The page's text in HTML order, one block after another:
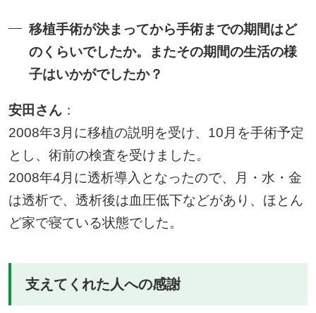
移植手術が決まってから手術までの期間はど
のくらいでしたか。またその期間の生活の様
子はいかがでしたか？
安田さん：
2008年3月に移植の説明を受け、10月を手術予定
とし、術前の検査を受けました。
2008年4月に透析導入となったので、月・水・金
は透析で、透析後は血圧低下などがあり、ほとん
ど家で寝ている状態でした。
支えてくれた人への感謝